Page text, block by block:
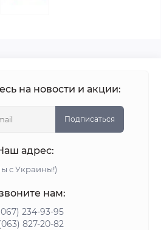
на новости и акции:
Подписаться
адрес:
с Украины!)
нам:
234-93-95
827-20-82